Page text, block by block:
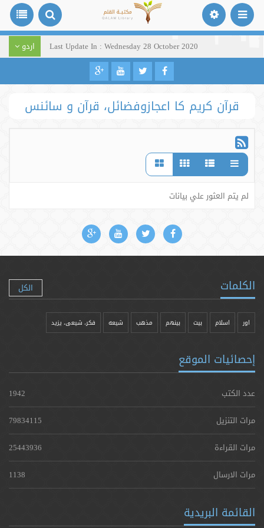
Last Update In : Wednesday 28 October 2020 اردو
قرآن کریم کا اعجازوفضائل، قرآن و سائنس
لم يتم العثور علي بيانات
الكلمات الكل
اور اسلام بیت بينهم مذهب شيعه فکر، شیعی، یزيد
إحصائيات الموقع
عدد الكتب
1942
مرات التنزيل
79834115
مرات القراءة
25443936
مرات الارسال
1138
القائمة البريدية